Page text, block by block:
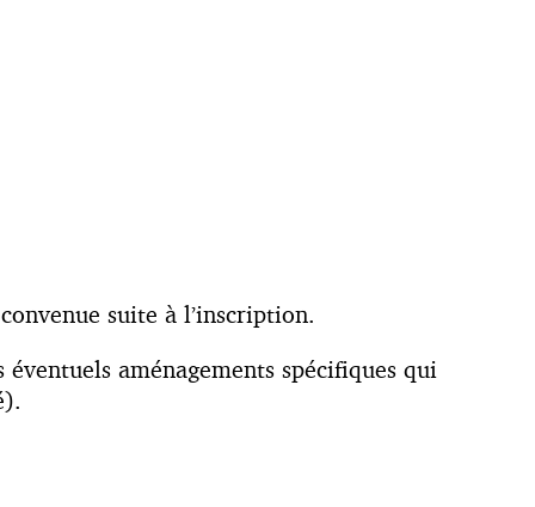
suite à l’inscription.
aménagements spécifiques qui